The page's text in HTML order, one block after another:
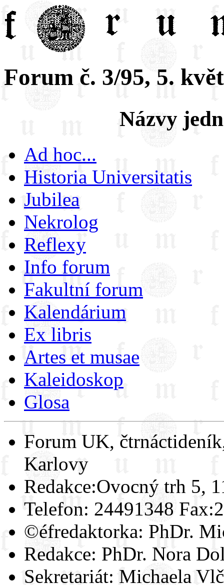
Forum č. 3/95, 5.
Názvy
Ad hoc...
Historia Universitatis
Jubilea
Nekrolog
Reflexy
Info forum
Fakultní forum
Kalendárium
Ex libris
Artes et musae
Kaleidoskop
Glosa
Forum UK,
Karlovy
Redakce:Ovocný trh 5,
Telefon: 24491348
©éfredaktorka: PhDr.
Redakce: PhDr. Nora
Sekretariát: Michaela